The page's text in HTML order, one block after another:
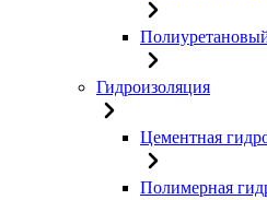
Гидроизоляция
Цементная
Полимерная